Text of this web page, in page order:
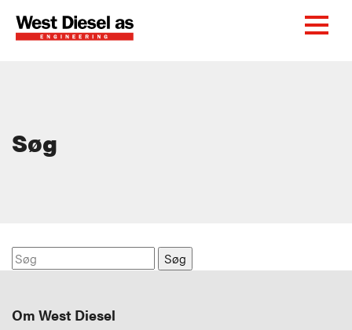
Søg
Søg
Om West Diesel